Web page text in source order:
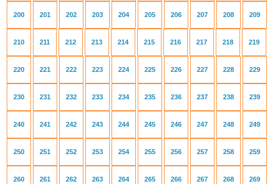
200 201 202 203 204 205 206 207 208 209
210 211 212 213 214 215 216 217 218 219
220 221 222 223 224 225 226 227 228 229
230 231 232 233 234 235 236 237 238 239
240 241 242 243 244 245 246 247 248 249
250 251 252 253 254 255 256 257 258 259
260 261 262 263 264 265 266 267 268 269